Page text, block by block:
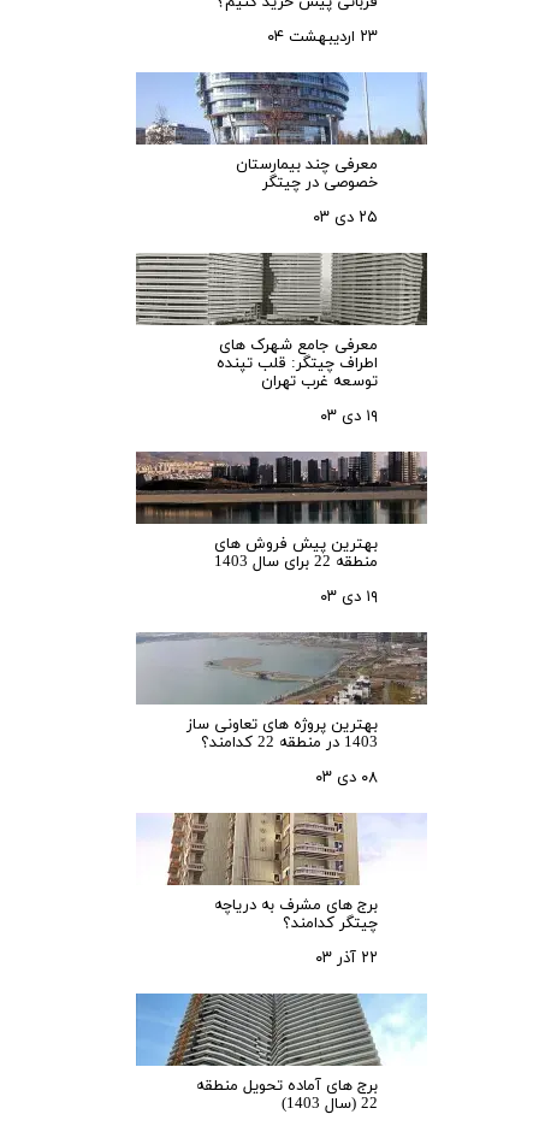
۲۳ اردیبهشت ۰۴
معرفی چند بیمارستان
خصوصی در چیتگر
۲۵ دی ۰۳
معرفی جامع شهرک‌ های
اطراف چیتگر: قلب تپنده
توسعه غرب تهران
۱۹ دی ۰۳
بهترین پیش فروش های
منطقه 22 برای سال 1403
۱۹ دی ۰۳
بهترین پروژه های تعاونی ساز
1403 در منطقه 22 کدامند؟
۰۸ دی ۰۳
برج های مشرف به دریاچه
چیتگر کدامند؟
۲۲ آذر ۰۳
برج های آماده تحویل منطقه
22 (سال 1403)